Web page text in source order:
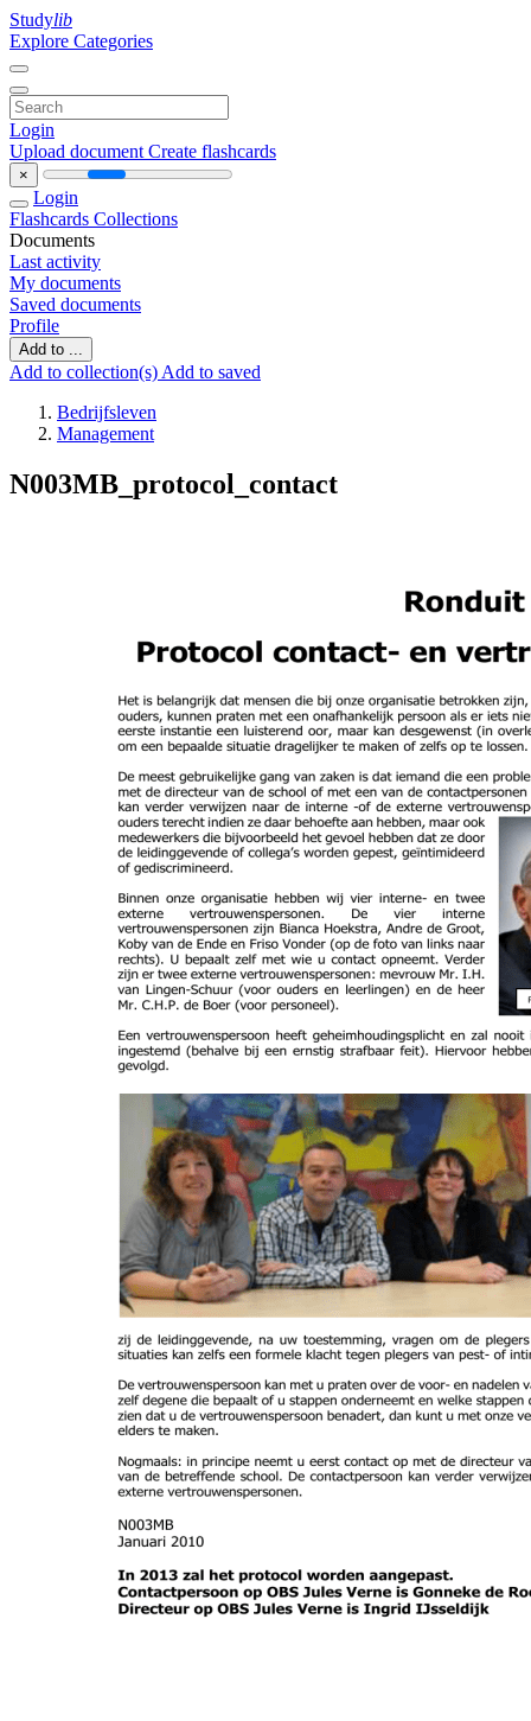
Studylib
Explore Categories
Login
Upload document Create flashcards
×
Login
Flashcards Collections
Documents
Last activity
My documents
Saved documents
Profile
Add to ...
Add to collection(s) Add to saved
Bedrijfsleven
Management
N003MB_protocol_contact